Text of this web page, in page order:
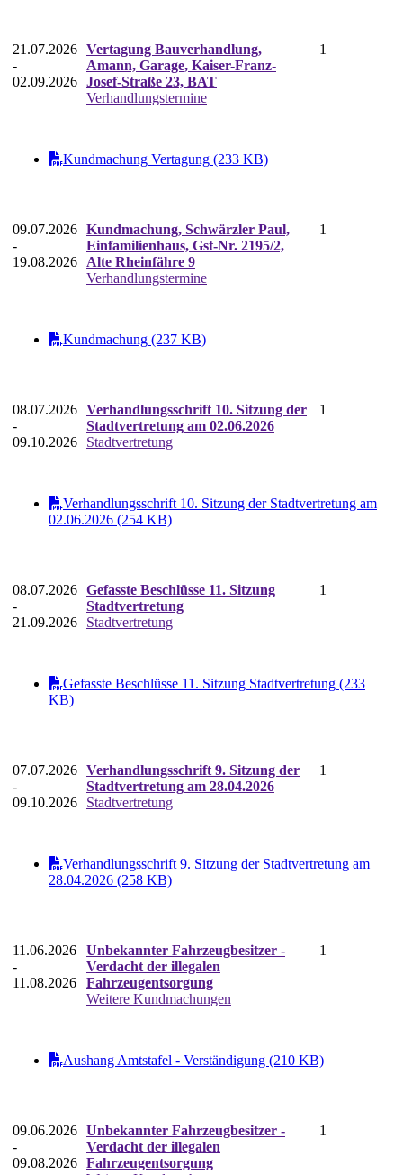
21.07.2026
-
02.09.2026
Vertagung Bauverhandlung,
Amann, Garage, Kaiser-Franz-
Josef-Straße 23, BAT
Verhandlungstermine
1
Kundmachung Vertagung (233 KB)
09.07.2026
-
19.08.2026
Kundmachung, Schwärzler Paul,
Einfamilienhaus, Gst-Nr. 2195/2,
Alte Rheinfähre 9
Verhandlungstermine
1
Kundmachung (237 KB)
08.07.2026
-
09.10.2026
Verhandlungsschrift 10. Sitzung der
Stadtvertretung am 02.06.2026
Stadtvertretung
1
Verhandlungsschrift 10. Sitzung der Stadtvertretung am
02.06.2026 (254 KB)
08.07.2026
-
21.09.2026
Gefasste Beschlüsse 11. Sitzung
Stadtvertretung
Stadtvertretung
1
Gefasste Beschlüsse 11. Sitzung Stadtvertretung (233
KB)
07.07.2026
-
09.10.2026
Verhandlungsschrift 9. Sitzung der
Stadtvertretung am 28.04.2026
Stadtvertretung
1
Verhandlungsschrift 9. Sitzung der Stadtvertretung am
28.04.2026 (258 KB)
11.06.2026
-
11.08.2026
Unbekannter Fahrzeugbesitzer -
Verdacht der illegalen
Fahrzeugentsorgung
Weitere Kundmachungen
1
Aushang Amtstafel - Verständigung (210 KB)
09.06.2026
-
09.08.2026
Unbekannter Fahrzeugbesitzer -
Verdacht der illegalen
Fahrzeugentsorgung
1